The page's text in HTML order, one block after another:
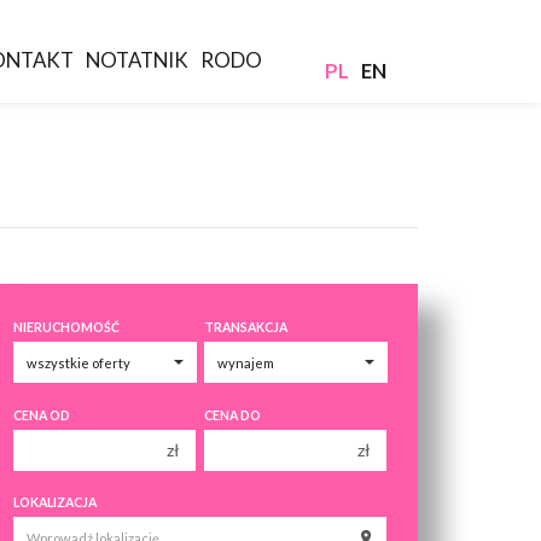
NOTATNIK RODO PL EN
NIERUCHOMOŚĆ TRANSAKCJA
CENA OD
zł
CENA DO
zł
LOKALIZACJA